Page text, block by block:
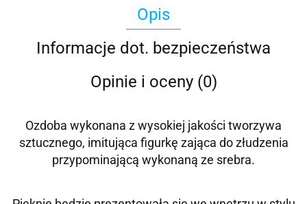
Opis
Informacje dot. bezpieczeństwa
Opinie i oceny (0)
Ozdoba wykonana z wysokiej jakości tworzywa
sztucznego, imitująca figurkę zająca do złudzenia
przypominającą wykonaną ze srebra.